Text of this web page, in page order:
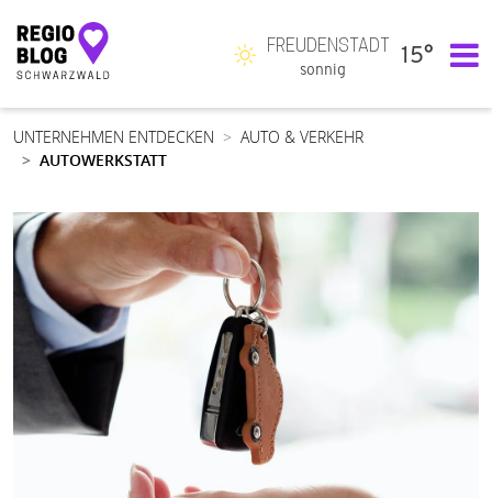
Hauptnavigation
FREUDENSTADT
sonnig
15°
UNTERNEHMEN ENTDECKEN
AUTO & VERKEHR
AUTOWERKSTATT